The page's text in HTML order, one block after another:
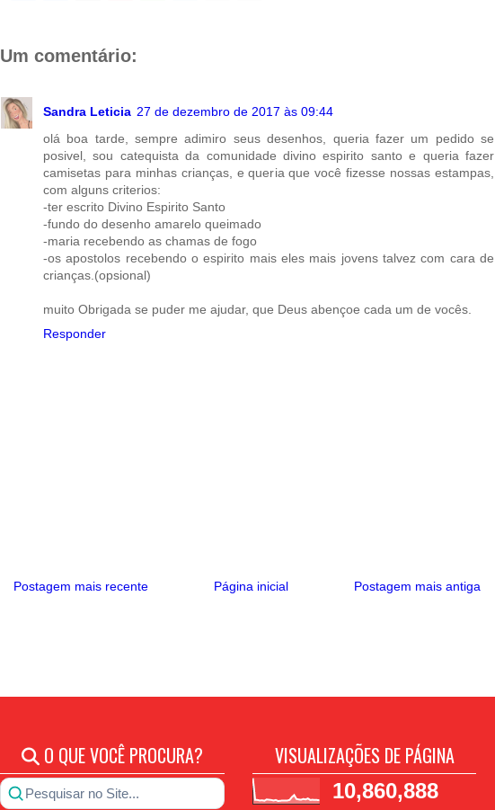
o
o
r
e
Um comentário:
Sandra Leticia 27 de dezembro de 2017 às 09:44
olá boa tarde, sempre adimiro seus desenhos, queria fazer um pedido se
posivel, sou catequista da comunidade divino espirito santo e queria fazer
camisetas para minhas crianças, e queria que você fizesse nossas estampas,
com alguns criterios:
-ter escrito Divino Espirito Santo
-fundo do desenho amarelo queimado
-maria recebendo as chamas de fogo
-os apostolos recebendo o espirito mais eles mais jovens talvez com cara de
crianças.(opsional)
muito Obrigada se puder me ajudar, que Deus abençoe cada um de vocês.
Responder
Postagem mais recente Postagem mais antiga
Página inicial
O QUE VOCÊ PROCURA?
Pesquisar no Site...
VISUALIZAÇÕES DE PÁGINA
10,860,888